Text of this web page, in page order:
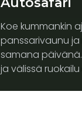
Koe kummankin
panssarivaunu
samana
ja välissä